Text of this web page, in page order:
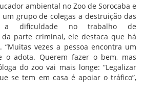
ambiental no Zoo de Sorocaba e
grupo de colegas a destruição das
a dificuldade no trabalho de
da parte criminal, ele destaca que há
vezes a pessoa encontra um
o adota. Querem fazer o bem, mas
do zoo vai mais longe: “Legalizar
se tem em casa é apoiar o tráfico”,